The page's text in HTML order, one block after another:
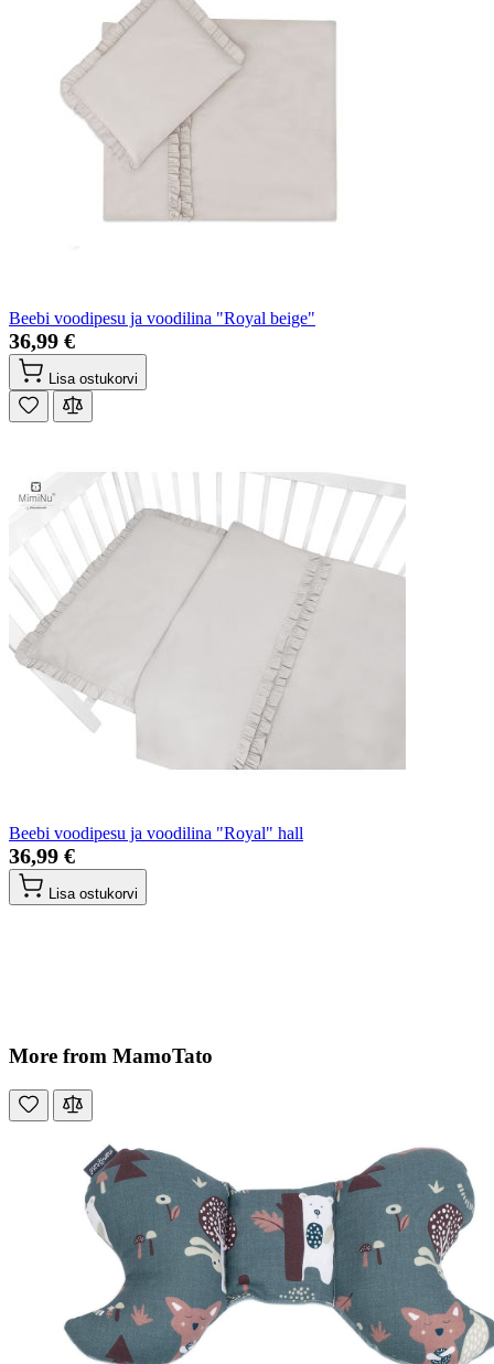
Beebi voodipesu ja voodilina "Royal beige"
36,99 €
Lisa ostukorvi
Beebi voodipesu ja voodilina "Royal" hall
36,99 €
Lisa ostukorvi
More from MamoTato